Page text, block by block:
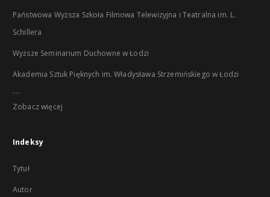
Państwowa Wyższa Szkoła Filmowa Telewizyjna i Teatralna im. L.
Schillera
Wyższe Seminarium Duchowne w Łodzi
Akademia Sztuk Pięknych im. Władysława Strzemińskiego w Łodzi
...
Zobacz więcej
Indeksy
Tytuł
Autor